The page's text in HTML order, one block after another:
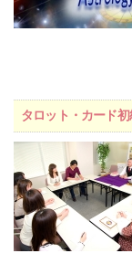
タロット・カード